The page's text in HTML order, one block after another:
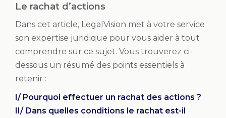
Le rachat d’actions
Dans cet article, LegalVision met à votre service
son expertise juridique pour vous aider à tout
comprendre sur ce sujet. Vous trouverez ci-
dessous un résumé des points essentiels à
retenir :
I/ Pourquoi effectuer un rachat des actions ?
II/ Dans quelles conditions le rachat est-il